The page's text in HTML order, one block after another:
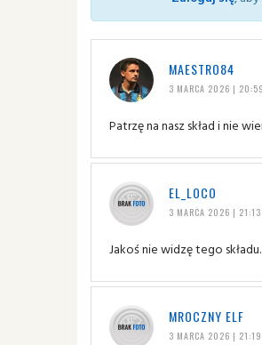
MAESTRO84
3 MARCA 2026 | 20:59
Patrzę na nasz skład i nie
EL_LOCO
3 MARCA 2026 | 21:13
Jakoś nie widzę tego
MROCZNY ELF
3 MARCA 2026 | 21:19